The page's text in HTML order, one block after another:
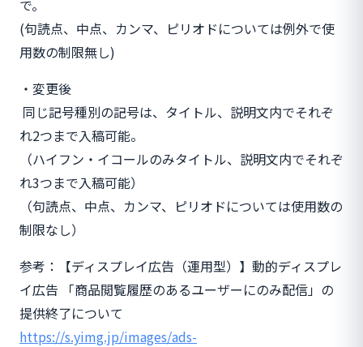
で。
(句読点、中点、カンマ、ピリオドについては例外で使
用数の制限無し)
・変更後
同じ記号種別の記号は、タイトル、説明文内でそれぞ
れ2つまで入稿可能。
（ハイフン・イコールのみタイトル、説明文内でそれぞ
れ3つまで入稿可能）
（句読点、中点、カンマ、ピリオドについては使用数の
制限なし）
参考：【ディスプレイ広告（運用型）】動的ディスプレ
イ広告 「商品閲覧履歴のあるユーザーにのみ配信」の
提供終了について
https://s.yimg.jp/images/ads-